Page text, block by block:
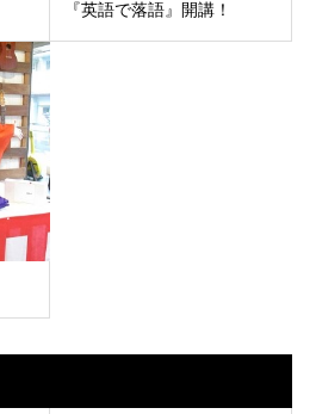
『英語で落語』開講！